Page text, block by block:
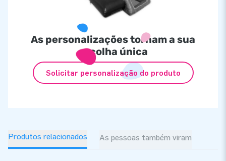
As personalizações tornam a sua
escolha única
Solicitar personalização do produto
Produtos relacionados As pessoas também viram